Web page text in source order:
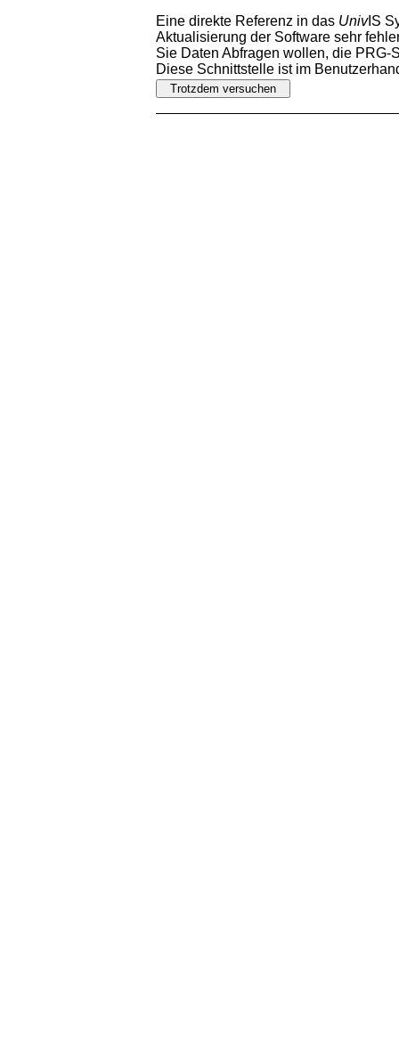
Eine direkte Referenz in das UnivIS
Aktualisierung der Software sehr
Sie Daten Abfragen wollen, die PRG-
Diese Schnittstelle ist im